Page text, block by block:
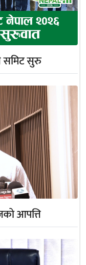
समिट सुरु
आपत्ति